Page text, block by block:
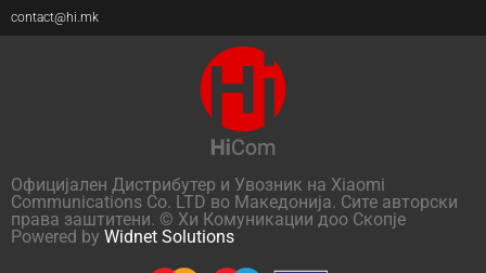
contact@hi.mk
Официјален Дистрибутер и Увозник на Xiaomi
Communications Co. LTD во Македонија. Сите авторски
права заштитени. © Хи Комуникации доо Скопје
Powered by Widnet Solutions